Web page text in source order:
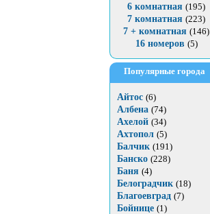
6 комнатная (195)
7 комнатная (223)
7 + комнатная (146)
16 номеров (5)
Популярные города
Айтос (6)
Албена (74)
Ахелой (34)
Ахтопол (5)
Балчик (191)
Банско (228)
Баня (4)
Белоградчик (18)
Благоевград (7)
Бойнице (1)